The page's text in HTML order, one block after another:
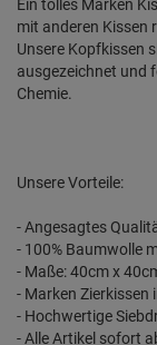
Ein tolles Marken
mit anderen Kissen
Unsere Kopfkissen
ausgezeichnet und
Chemie.
Unsere Vorteile:
- Angesagtes
- 100% Baumwolle
- Maße: 40cm x
- Marken Zierkissen
- Hochwertige
- Alle Artikel sofort